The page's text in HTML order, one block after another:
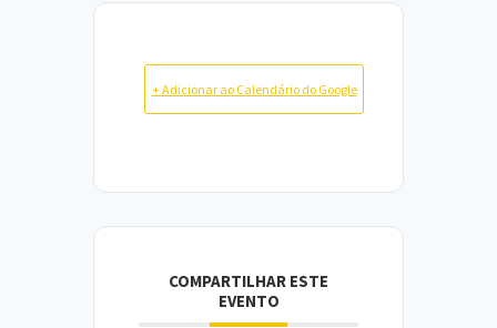
+ Adicionar ao Calendário do Google
COMPARTILHAR ESTE
EVENTO